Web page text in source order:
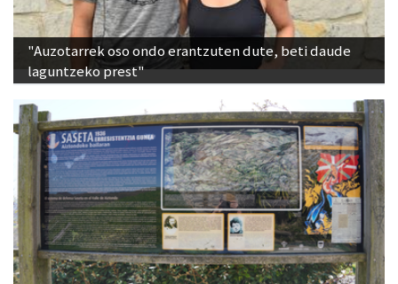
"Auzotarrek oso ondo erantzuten dute, beti daude
laguntzeko prest"